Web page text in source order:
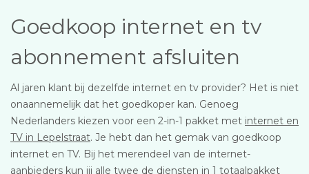
Goedkoop internet en tv
abonnement afsluiten
Al jaren klant bij dezelfde internet en tv provider? Het is niet
onaannemelijk dat het goedkoper kan. Genoeg
Nederlanders kiezen voor een 2-in-1 pakket met internet en
TV in Lepelstraat. Je hebt dan het gemak van goedkoop
internet en TV. Bij het merendeel van de internet-
aanbieders kun jij alle twee de diensten in 1 totaalpakket